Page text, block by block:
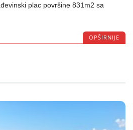
plac površine 831m2 sa
OPŠIRNIJE